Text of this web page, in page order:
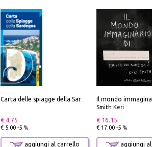
€ 4.75
€ 5.00 -5 %
aggiungi al carrello
Il mondo
Smith Keri
€ 16.15
€ 17.00 -5 %
aggiungi